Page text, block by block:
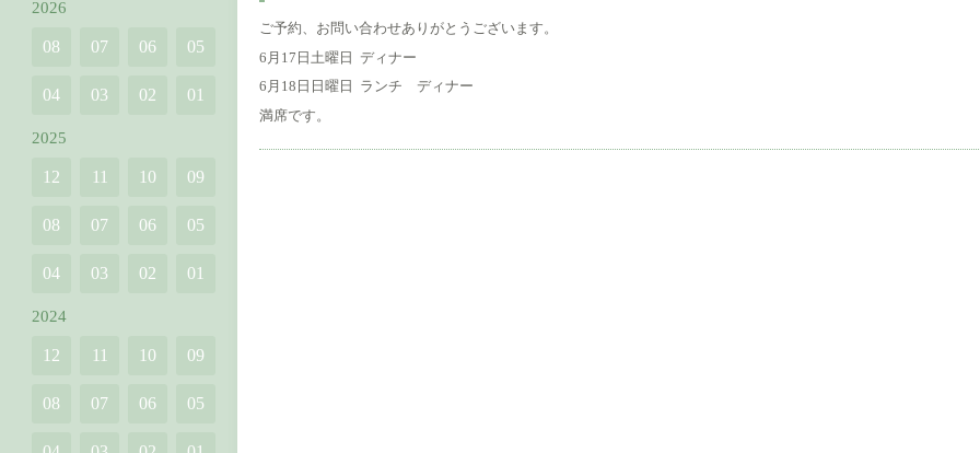
ご予約、お問い合わせありがとうございます。
6月17日土曜日 ディナー
6月18日日曜日 ランチ ディナー
満席です。
2026
08 07 06 05
04 03 02 01
2025
12 11 10 09
08 07 06 05
04 03 02 01
2024
12 11 10 09
08 07 06 05